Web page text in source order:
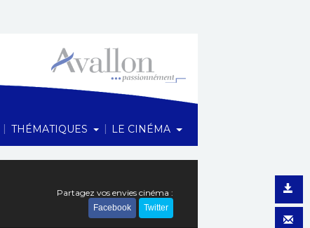
| THÉMATIQUES | LE CINÉMA
1 Rue du Maréchal Foch, 89200 Avallon
Partagez vos envies cinéma :
Facebook Twitter